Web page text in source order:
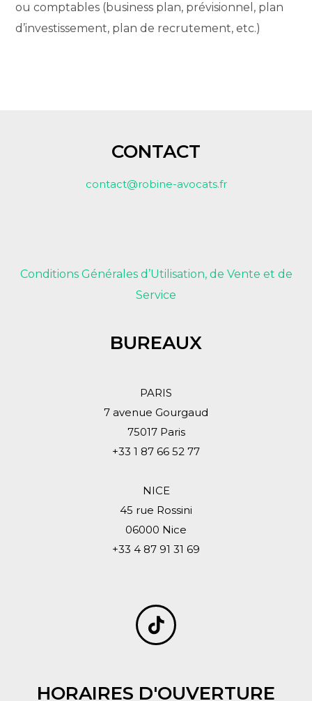
ou comptables (business plan, prévisionnel, plan
d’investissement, plan de recrutement, etc.)
CONTACT
contact@robine-avocats.fr
Conditions Générales d’Utilisation, de Vente et de
Service
BUREAUX
PARIS
7 avenue Gourgaud
75017 Paris
+33 1 87 66 52 77
NICE
45 rue Rossini
06000 Nice
+33 4 87 91 31 69
HORAIRES D'OUVERTURE